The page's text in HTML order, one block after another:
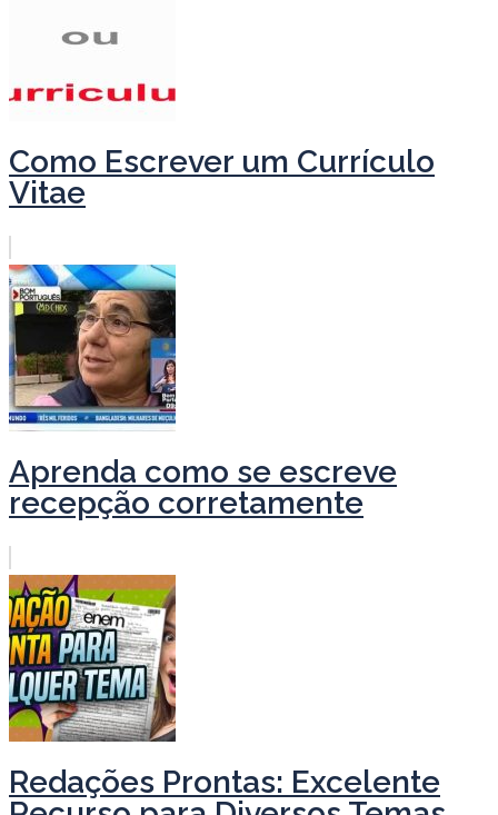
Como Escrever um Currículo
Vitae
Aprenda como se escreve
recepção corretamente
Redações Prontas: Excelente